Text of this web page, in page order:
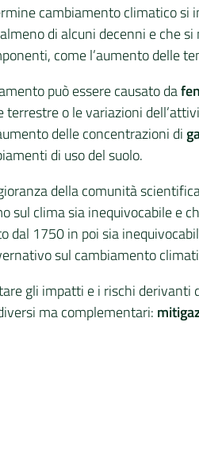
cambiamento climatico si
di alcuni decenni e che
come l’aumento delle
può essere causato da
terrestre o le variazioni
delle concentrazioni di
di uso del suolo.
della comunità
sul clima sia inequivocabile e
dal 1750 in poi sia
sul cambiamento
gli impatti e i rischi derivanti
ma complementari: